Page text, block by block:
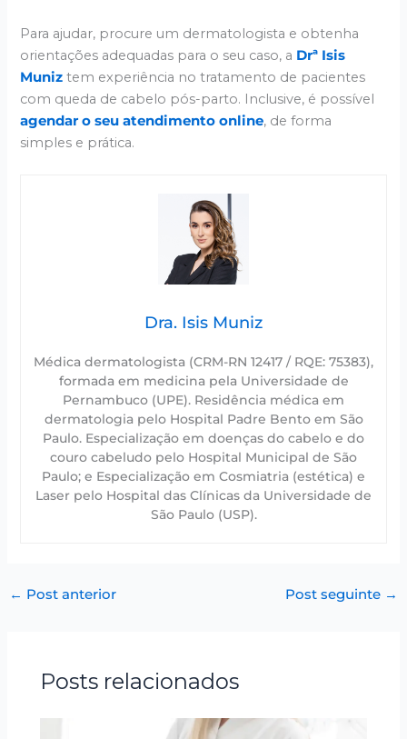
Para ajudar, procure um dermatologista e obtenha
orientações adequadas para o seu caso, a Drª Isis
Muniz tem experiência no tratamento de pacientes
com queda de cabelo pós-parto. Inclusive, é possível
agendar o seu atendimento online, de forma
simples e prática.
Dra. Isis Muniz
Médica dermatologista (CRM-RN 12417 / RQE: 75383),
formada em medicina pela Universidade de
Pernambuco (UPE). Residência médica em
dermatologia pelo Hospital Padre Bento em São
Paulo. Especialização em doenças do cabelo e do
couro cabeludo pelo Hospital Municipal de São
Paulo; e Especialização em Cosmiatria (estética) e
Laser pelo Hospital das Clínicas da Universidade de
São Paulo (USP).
← Post anterior Post seguinte →
Posts relacionados